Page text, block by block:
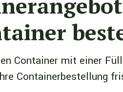
Container mit einer
Containerbestellung